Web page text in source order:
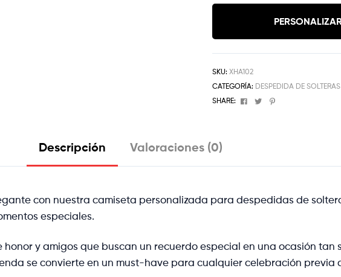
SKU: XHA102
CATEGORÍA: DESPEDIDA DE SOLTERAS
SHARE:
Facebook
TwitterPinterest
Descripción Valoraciones (0)
con nuestra camiseta personalizada para despedidas de
especiales.
y amigos que buscan un recuerdo especial en una ocasión
se convierte en un must-have para cualquier celebración previa